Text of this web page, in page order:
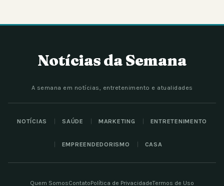
Notícias da Semana
A semana em notícias, entretenimento e atualidades
NOTÍCIAS SAÚDE MARKETING ENTRETENIMENTO
EMPREENDEDORISMO CASA
Quem SomosContatoPolítica de PrivacidadeTermos de Uso